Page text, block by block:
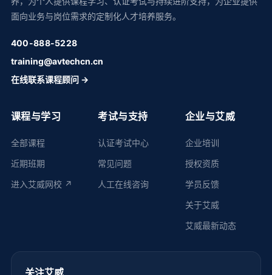
面向业务与岗位需求的定制化人才培养服务。
400-888-5228
training@avtechcn.cn
在线联系课程顾问 →
课程与学习
全部课程
近期班期
进入艾威网校 ↗
考试与支持
认证考试中心
常见问题
人工在线咨询
企业与艾威
企业培训
授权资质
学员反馈
关于艾威
艾威最新动态
关注艾威